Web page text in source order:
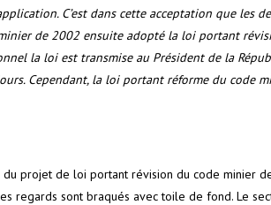
C’est dans cette acceptation que les
de 2002 ensuite adopté la loi portant
la loi est transmise au Président de la
Cependant, la loi portant réforme du code
projet de loi portant révision du code minier
regards sont braqués avec toile de fond. Le